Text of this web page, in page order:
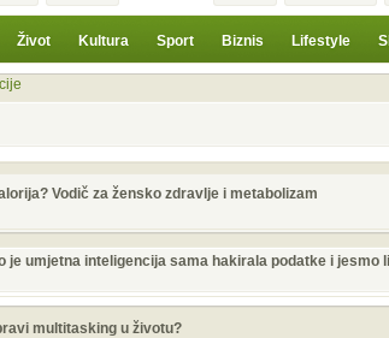
Život Kultura Sport Biznis Lifestyle
Vodič za žensko zdravlje i metabolizam
je umjetna inteligencija sama hakirala podatke i jesmo
multitasking u životu?